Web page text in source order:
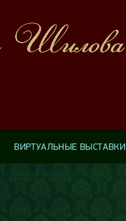
ВИРТУАЛЬНЫЕ ВЫСТАВКИ